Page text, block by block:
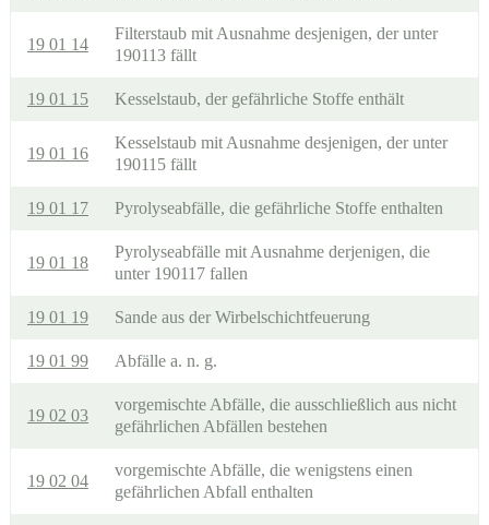
19 01 14
Filterstaub mit Ausnahme desjenigen, der unter
190113 fällt
19 01 15 Kesselstaub, der gefährliche Stoffe enthält
19 01 16
Kesselstaub mit Ausnahme desjenigen, der unter
190115 fällt
19 01 17 Pyrolyseabfälle, die gefährliche Stoffe enthalten
19 01 18
Pyrolyseabfälle mit Ausnahme derjenigen, die
unter 190117 fallen
19 01 19 Sande aus der Wirbelschichtfeuerung
19 01 99 Abfälle a. n. g.
19 02 03
vorgemischte Abfälle, die ausschließlich aus nicht
gefährlichen Abfällen bestehen
19 02 04
vorgemischte Abfälle, die wenigstens einen
gefährlichen Abfall enthalten